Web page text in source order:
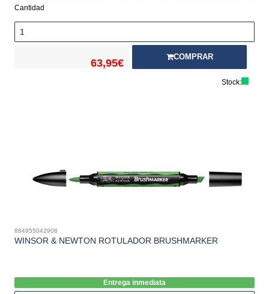
Cantidad
63,95€
COMPRAR
Stock:
884955042908
WINSOR & NEWTON ROTULADOR BRUSHMARKER
Entrega inmediata